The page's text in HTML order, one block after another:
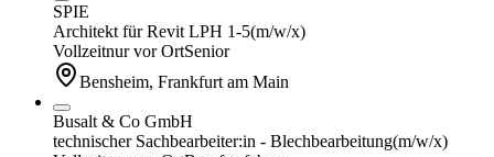
SPIE
Architekt für Revit LPH 1-5(m/w/x)
Vollzeitnur vor OrtSenior
Bensheim, Frankfurt am Main
Busalt & Co GmbH
technischer Sachbearbeiter:in - Blechbearbeitung(m/w/x)